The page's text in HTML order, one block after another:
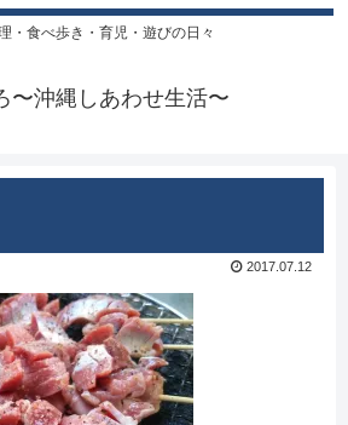
・食べ歩き・育児・遊びの日々
〜沖縄しあわせ生活〜
2017.07.12